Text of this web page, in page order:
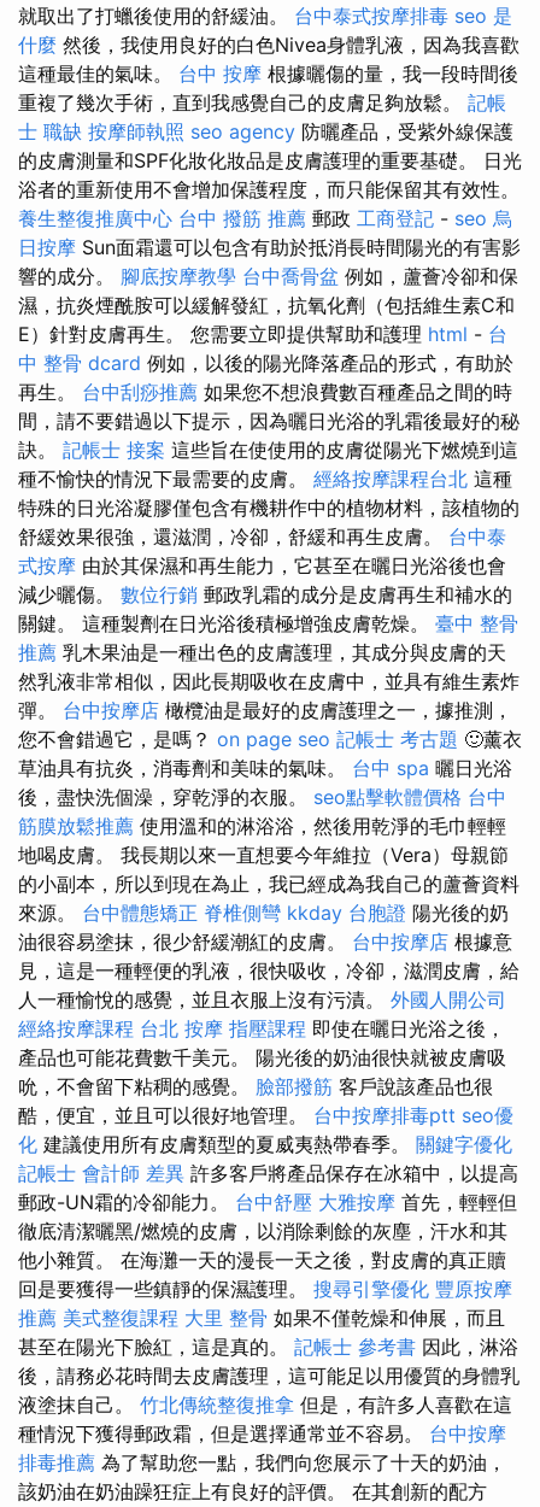
就取出了打蠟後使用的舒緩油。 台中泰式按摩排毒 seo 是
什麼 然後，我使用良好的白色Nivea身體乳液，因為我喜歡
這種最佳的氣味。 台中 按摩 根據曬傷的量，我一段時間後
重複了幾次手術，直到我感覺自己的皮膚足夠放鬆。 記帳
士 職缺 按摩師執照 seo agency 防曬產品，受紫外線保護
的皮膚測量和SPF化妝化妝品是皮膚護理的重要基礎。 日光
浴者的重新使用不會增加保護程度，而只能保留其有效性。
養生整復推廣中心 台中 撥筋 推薦 郵政 工商登記 - seo 烏
日按摩 Sun面霜還可以包含有助於抵消長時間陽光的有害影
響的成分。 腳底按摩教學 台中喬骨盆 例如，蘆薈冷卻和保
濕，抗炎煙酰胺可以緩解發紅，抗氧化劑（包括維生素C和
E）針對皮膚再生。 您需要立即提供幫助和護理 html - 台
中 整骨 dcard 例如，以後的陽光降落產品的形式，有助於
再生。 台中刮痧推薦 如果您不想浪費數百種產品之間的時
間，請不要錯過以下提示，因為曬日光浴的乳霜後最好的秘
訣。 記帳士 接案 這些旨在使使用的皮膚從陽光下燃燒到這
種不愉快的情況下最需要的皮膚。 經絡按摩課程台北 這種
特殊的日光浴凝膠僅包含有機耕作中的植物材料，該植物的
舒緩效果很強，還滋潤，冷卻，舒緩和再生皮膚。 台中泰
式按摩 由於其保濕和再生能力，它甚至在曬日光浴後也會
減少曬傷。 數位行銷 郵政乳霜的成分是皮膚再生和補水的
關鍵。 這種製劑在日光浴後積極增強皮膚乾燥。 臺中 整骨
推薦 乳木果油是一種出色的皮膚護理，其成分與皮膚的天
然乳液非常相似，因此長期吸收在皮膚中，並具有維生素炸
彈。 台中按摩店 橄欖油是最好的皮膚護理之一，據推測，
您不會錯過它，是嗎？ on page seo 記帳士 考古題 🙂薰衣
草油具有抗炎，消毒劑和美味的氣味。 台中 spa 曬日光浴
後，盡快洗個澡，穿乾淨的衣服。 seo點擊軟體價格 台中
筋膜放鬆推薦 使用溫和的淋浴浴，然後用乾淨的毛巾輕輕
地喝皮膚。 我長期以來一直想要今年維拉（Vera）母親節
的小副本，所以到現在為止，我已經成為我自己的蘆薈資料
來源。 台中體態矯正 脊椎側彎 kkday 台胞證 陽光後的奶
油很容易塗抹，很少舒緩潮紅的皮膚。 台中按摩店 根據意
見，這是一種輕便的乳液，很快吸收，冷卻，滋潤皮膚，給
人一種愉悅的感覺，並且衣服上沒有污漬。 外國人開公司
經絡按摩課程 台北 按摩 指壓課程 即使在曬日光浴之後，
產品也可能花費數千美元。 陽光後的奶油很快就被皮膚吸
吮，不會留下粘稠的感覺。 臉部撥筋 客戶說該產品也很
酷，便宜，並且可以很好地管理。 台中按摩排毒ptt seo優
化 建議使用所有皮膚類型的夏威夷熱帶春季。 關鍵字優化
記帳士 會計師 差異 許多客戶將產品保存在冰箱中，以提高
郵政-UN霜的冷卻能力。 台中舒壓 大雅按摩 首先，輕輕但
徹底清潔曬黑/燃燒的皮膚，以消除剩餘的灰塵，汗水和其
他小雜質。 在海灘一天的漫長一天之後，對皮膚的真正贖
回是要獲得一些鎮靜的保濕護理。 搜尋引擎優化 豐原按摩
推薦 美式整復課程 大里 整骨 如果不僅乾燥和伸展，而且
甚至在陽光下臉紅，這是真的。 記帳士 參考書 因此，淋浴
後，請務必花時間去皮膚護理，這可能足以用優質的身體乳
液塗抹自己。 竹北傳統整復推拿 但是，有許多人喜歡在這
種情況下獲得郵政霜，但是選擇通常並不容易。 台中按摩
排毒推薦 為了幫助您一點，我們向您展示了十天的奶油，
該奶油在奶油躁狂症上有良好的評價。 在其創新的配方